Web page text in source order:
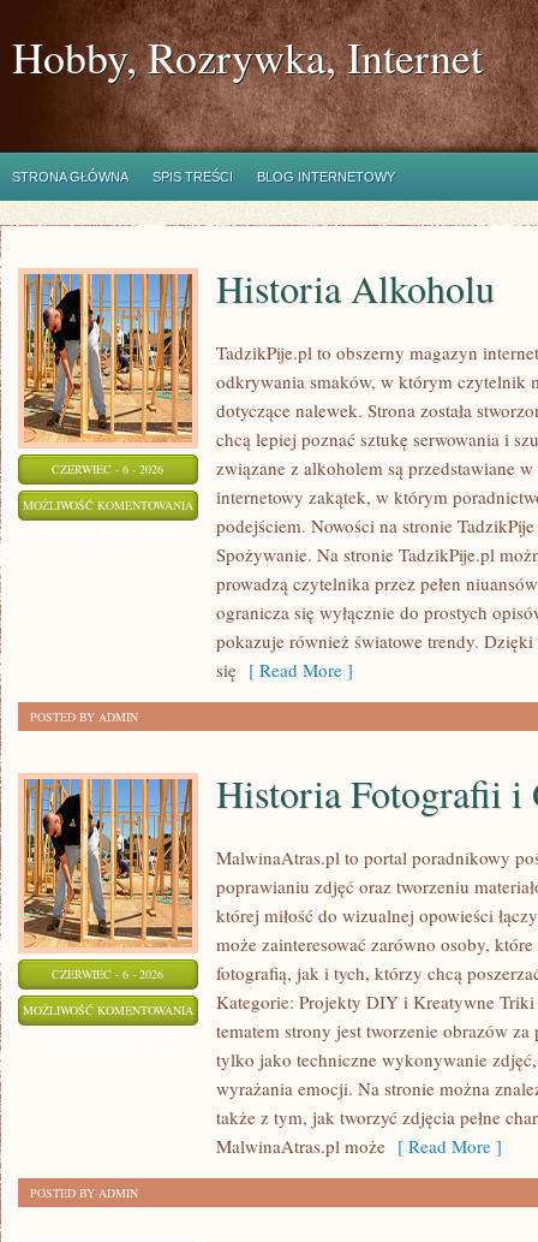
Hobby, Rozrywka, Internet
STRONA GŁÓWNA SPIS TREŚCI BLOG INTERNETOWY
CZERWIEC - 6 - 2026
MOŻLIWOŚĆ KOMENTOWANIA HISTORIA
ALKOHOLU
Historia Alkoholu
TadzikPije.pl to obszerny magazyn
odkrywania smaków, w którym czytelnik
dotyczące nalewek. Strona została
chcą lepiej poznać sztukę serwowania i
związane z alkoholem są przedstawiane
internetowy zakątek, w którym
podejściem. Nowości na stronie
Spożywanie. Na stronie TadzikPije.pl
prowadzą czytelnika przez pełen
ogranicza się wyłącznie do prostych
pokazuje również światowe trendy.
się [ Read More ]
POSTED BY ADMIN
CZERWIEC - 6 - 2026
MOŻLIWOŚĆ KOMENTOWANIA HISTORIA
FOTOGRAFII
GRAFIKI
Historia Fotografii i
MalwinaAtras.pl to portal poradnikowy
poprawianiu zdjęć oraz tworzeniu
której miłość do wizualnej opowieści
może zainteresować zarówno osoby,
fotografią, jak i tych, którzy chcą
Kategorie: Projekty DIY i Kreatywne
tematem strony jest tworzenie obrazów
tylko jako techniczne wykonywanie
wyrażania emocji. Na stronie można
także z tym, jak tworzyć zdjęcia pełne
MalwinaAtras.pl może [ Read More ]
POSTED BY ADMIN